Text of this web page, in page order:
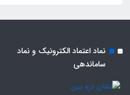
نماد اعتماد الکترونیک و نماد
ساماندهی